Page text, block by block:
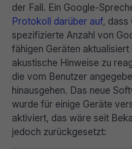
der Fall. Ein Google-
Protokoll darüber auf, dass
spezifizierte Anzahl von
fähigen Geräten aktualisiert
akustische Hinweise zu
die vom Benutzer
hinausgehen. Das neue
wurde für einige Geräte
aktiviert, das wäre seit
jedoch zurückgesetzt: